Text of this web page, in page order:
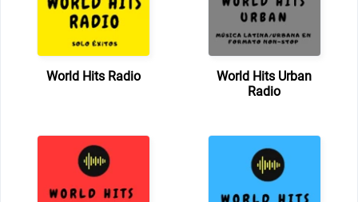
World Hits Radio
World Hits Urban
Radio